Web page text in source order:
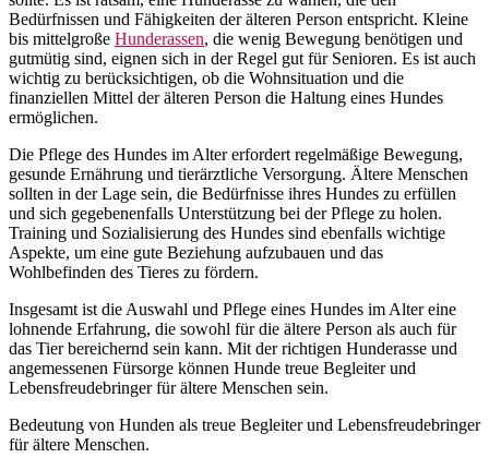
Bedürfnissen und Fähigkeiten der älteren Person entspricht. Kleine
bis mittelgroße Hunderassen, die wenig Bewegung benötigen und
gutmütig sind, eignen sich in der Regel gut für Senioren. Es ist auch
wichtig zu berücksichtigen, ob die Wohnsituation und die
finanziellen Mittel der älteren Person die Haltung eines Hundes
ermöglichen.
Die Pflege des Hundes im Alter erfordert regelmäßige Bewegung,
gesunde Ernährung und tierärztliche Versorgung. Ältere Menschen
sollten in der Lage sein, die Bedürfnisse ihres Hundes zu erfüllen
und sich gegebenenfalls Unterstützung bei der Pflege zu holen.
Training und Sozialisierung des Hundes sind ebenfalls wichtige
Aspekte, um eine gute Beziehung aufzubauen und das
Wohlbefinden des Tieres zu fördern.
Insgesamt ist die Auswahl und Pflege eines Hundes im Alter eine
lohnende Erfahrung, die sowohl für die ältere Person als auch für
das Tier bereichernd sein kann. Mit der richtigen Hunderasse und
angemessenen Fürsorge können Hunde treue Begleiter und
Lebensfreudebringer für ältere Menschen sein.
Bedeutung von Hunden als treue Begleiter und Lebensfreudebringer
für ältere Menschen.